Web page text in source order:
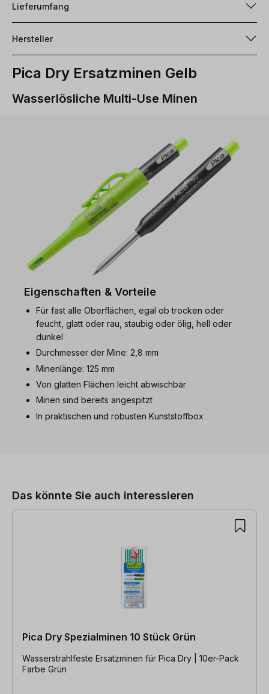
Lieferumfang
Hersteller
Pica Dry Ersatzminen Gelb
Wasserlösliche Multi-Use Minen
Eigenschaften & Vorteile
Für fast alle Oberflächen, egal ob trocken oder
feucht, glatt oder rau, staubig oder ölig, hell oder
dunkel
Durchmesser der Mine: 2,8 mm
Minenlänge: 125 mm
Von glatten Flächen leicht abwischbar
Minen sind bereits angespitzt
In praktischen und robusten Kunststoffbox
Das könnte Sie auch interessieren
Pica Dry Spezialminen 10 Stück Grün
Wasserstrahlfeste Ersatzminen für Pica Dry | 10er-Pack
Farbe Grün